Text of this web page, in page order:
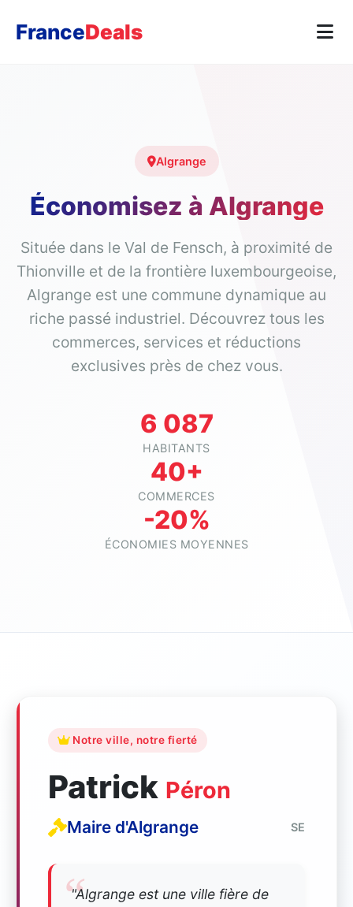
FranceDeals
Algrange
Économisez à Algrange
Située dans le Val de Fensch, à proximité de
Thionville et de la frontière luxembourgeoise,
Algrange est une commune dynamique au
riche passé industriel. Découvrez tous les
commerces, services et réductions
exclusives près de chez vous.
6 087
HABITANTS
40+
COMMERCES
-20%
ÉCONOMIES MOYENNES
Notre ville, notre fierté
Patrick Péron
Maire d'Algrange SE
"Algrange est une ville fière de